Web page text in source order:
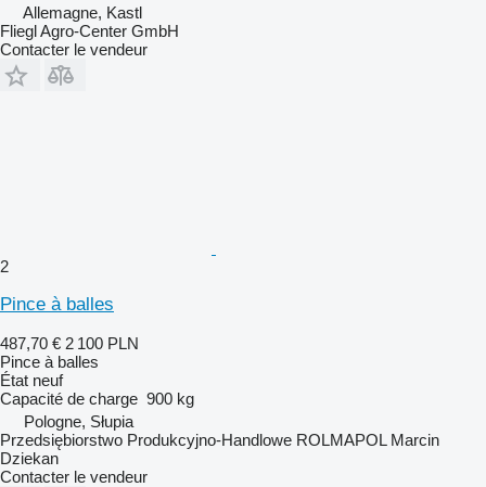
Allemagne, Kastl
Fliegl Agro-Center GmbH
Contacter le vendeur
2
Pince à balles
487,70 € 2 100 PLN
Pince à balles
État neuf
Capacité de charge 900 kg
Pologne, Słupia
Przedsiębiorstwo Produkcyjno-Handlowe ROLMAPOL Marcin
Dziekan
Contacter le vendeur